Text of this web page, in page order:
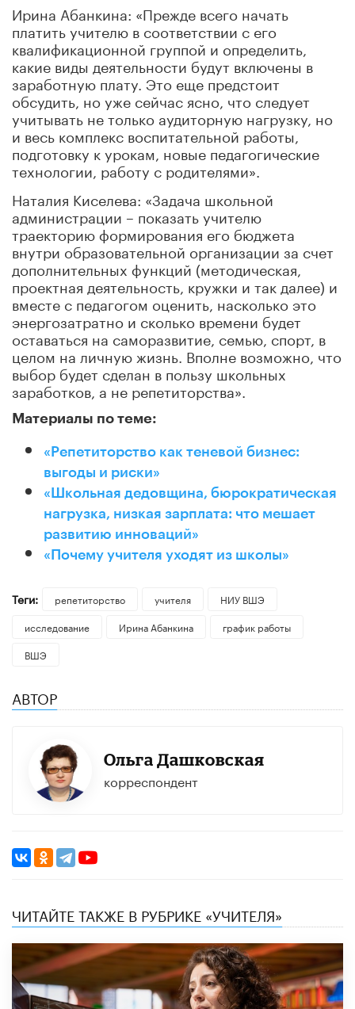
Ирина Абанкина: «Прежде всего начать
платить учителю в соответствии с его
квалификационной группой и определить,
какие виды деятельности будут включены в
заработную плату. Это еще предстоит
обсудить, но уже сейчас ясно, что следует
учитывать не только аудиторную нагрузку, но
и весь комплекс воспитательной работы,
подготовку к урокам, новые педагогические
технологии, работу с родителями».
Наталия Киселева: «Задача школьной
администрации – показать учителю
траекторию формирования его бюджета
внутри образовательной организации за счет
дополнительных функций (методическая,
проектная деятельность, кружки и так далее) и
вместе с педагогом оценить, насколько это
энергозатратно и сколько времени будет
оставаться на саморазвитие, семью, спорт, в
целом на личную жизнь. Вполне возможно, что
выбор будет сделан в пользу школьных
заработков, а не репетиторства».
Материалы по теме:
«Репетиторство как теневой бизнес:
выгоды и риски»
«Школьная дедовщина, бюрократическая
нагрузка, низкая зарплата: что мешает
развитию инноваций»
«Почему учителя уходят из школы»
Теги: репетиторство учителя
НИУ ВШЭ
исследование
Ирина Абанкина
график работы
ВШЭ
АВТОР
Ольга Дашковская
корреспондент
ЧИТАЙТЕ ТАКЖЕ В РУБРИКЕ «УЧИТЕЛЯ»